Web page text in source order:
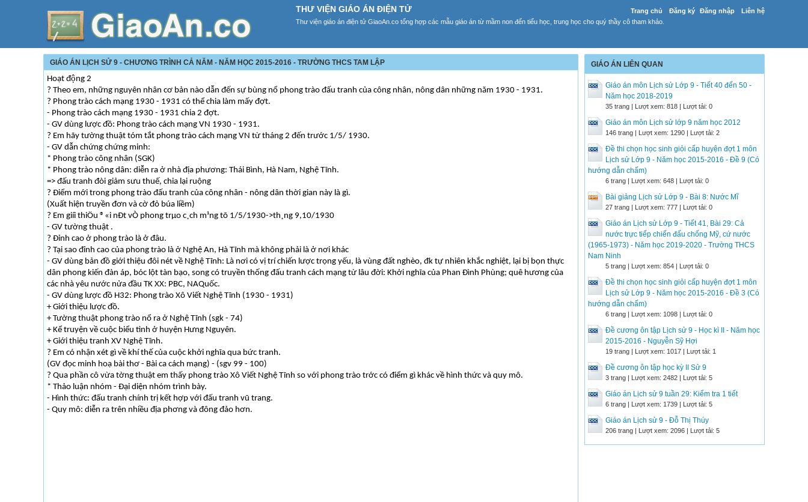
Trang chủ Đăng ký Đăng nhập Liên hệ
THƯ VIỆN GIÁO ÁN ĐIỆN TỬ
Thư viện giáo án điện tử GiaoAn.co tổng hợp các mẫu giáo án từ mầm non đến tiểu học, trung học cho quý thầy cô tham khảo.
GIÁO ÁN LỊCH SỬ 9 - CHƯƠNG TRÌNH CẢ NĂM - NĂM HỌC 2015-2016 - TRƯỜNG THCS TAM LẬP
Hoạt động 2
? Theo em, những nguyên nhân cơ bản nào dẫn đến sự bùng nổ phong trào đấu tranh của công nhân, nông dân những năm 1930 - 1931.
? Phong trào cách mạng 1930 - 1931 có thể chia làm mấy đợt.
- Phong trào cách mạng 1930 - 1931 chia 2 đợt.
- GV dùng lược đồ: Phong trào cách mạng VN 1930 - 1931.
? Em hãy tường thuật tóm tắt phong trào cách mạng VN từ tháng 2 đến trước 1/5/ 1930.
- GV dẫn chứng chứng minh:
* Phong trào công nhân (SGK)
* Phong trào nông dân: diễn ra ở nhà địa phương: Thái Bình, Hà Nam, Nghệ Tĩnh.
=> đấu tranh đòi giảm sưu thuế, chia lại ruộng
? Điểm mới trong phong trào đấu tranh của công nhân - nông dân thời gian này là gì.
(Xuất hiện truyền đơn và cờ đỏ búa liềm)
? Em giíi thiÖu ®«i nÐt vÒ phong trµo c¸ch m¹ng tõ 1/5/1930->th¸ng 9,10/1930
- GV tường thuật .
? Đỉnh cao ở phong trào là ở đâu.
? Tại sao đỉnh cao của phong trào là ở Nghệ An, Hà Tĩnh mà không phải là ở nơi khác
- GV dùng bản đồ giới thiệu đôi nét về Nghệ Tĩnh: Là nơi có vị trí chiến lược trọng yếu, là vùng đất nghèo, đk tự nhiên khắc nghiệt, lại bị bọn thực
dân phong kiến đàn áp, bóc lột tàn bạo, song có truyền thống đấu tranh cách mạng từ lâu đời: Khởi nghĩa của Phan Đình Phùng; quê hương của
các nhà yêu nước nửa đầu TK XX: PBC, NAQuốc.
- GV dùng lược đồ H32: Phong trào Xô Viết Nghệ Tĩnh (1930 - 1931)
+ Giới thiệu lược đồ.
+ Tường thuật phong trào nổ ra ở Nghệ Tĩnh (sgk - 74)
+ Kể truyện về cuộc biểu tình ở huyện Hưng Nguyên.
+ Giới thiệu tranh XV Nghệ Tĩnh.
? Em có nhận xét gì về khí thế của cuộc khởi nghĩa qua bức tranh.
(GV đọc minh hoạ bài thơ - Bài ca cách mạng) - (sgv 99 - 100)
? Qua phần cô vừa t­ờng thuật em thấy phong trào Xô Viết Nghệ Tĩnh so với phong trào tr­ớc có điểm gì khác về hình thức và quy mô.
* Thảo luận nhóm - Đại diện nhóm trình bày.
- Hình thức: đấu tranh chính trị kết hợp với đấu tranh vũ trang.
- Quy mô: diễn ra trên nhiều địa ph­ơng và đông đảo hơn.
GIÁO ÁN LIÊN QUAN
Giáo án môn Lịch sử Lớp 9 - Tiết 40 đến 50 -
Năm học 2018-2019
35 trang | Lượt xem: 818 | Lượt tải: 0
Giáo án môn Lịch sử lớp 9 năm học 2012
146 trang | Lượt xem: 1290 | Lượt tải: 2
Đề thi chọn học sinh giỏi cấp huyện đợt 1 môn
Lịch sử Lớp 9 - Năm học 2015-2016 - Đề 9 (Có
hướng dẫn chấm)
6 trang | Lượt xem: 648 | Lượt tải: 0
Bài giảng Lịch sử Lớp 9 - Bài 8: Nước Mĩ
27 trang | Lượt xem: 777 | Lượt tải: 0
Giáo án Lịch sử Lớp 9 - Tiết 41, Bài 29: Cả
nước trực tiếp chiến đấu chống Mỹ, cứ nước
(1965-1973) - Năm học 2019-2020 - Trường THCS
Nam Ninh
5 trang | Lượt xem: 854 | Lượt tải: 0
Đề thi chọn học sinh giỏi cấp huyện đợt 1 môn
Lịch sử Lớp 9 - Năm học 2015-2016 - Đề 3 (Có
hướng dẫn chấm)
6 trang | Lượt xem: 1098 | Lượt tải: 0
Đề cương ôn tập Lịch sử 9 - Học kì II - Năm học
2015-2016 - Nguyễn Sỹ Hợi
19 trang | Lượt xem: 1017 | Lượt tải: 1
Đề cương ôn tập học kỳ II Sử 9
3 trang | Lượt xem: 2482 | Lượt tải: 5
Giáo án Lịch sử 9 tuần 29: Kiểm tra 1 tiết
6 trang | Lượt xem: 1739 | Lượt tải: 5
Giáo án Lịch sử 9 - Đỗ Thị Thúy
206 trang | Lượt xem: 2096 | Lượt tải: 5